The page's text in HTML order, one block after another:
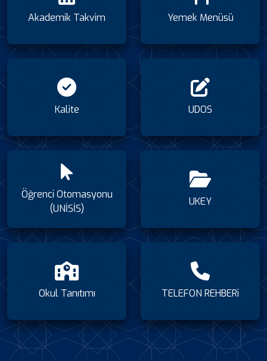
Akademik Takvim Yemek Menüsü
Kalite UDOS
Öğrenci Otomasyonu
(UNİSİS)
UKEY
Okul Tanıtımı TELEFON REHBERi